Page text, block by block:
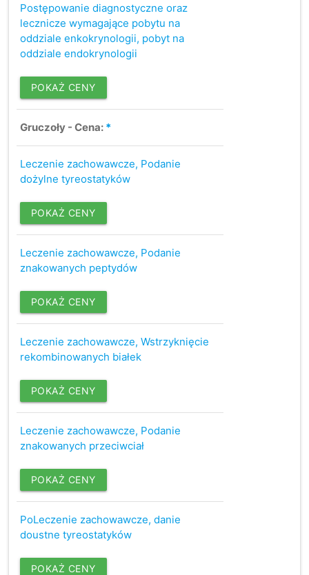
Postępowanie diagnostyczne oraz
lecznicze wymagające pobytu na
oddziale enkokrynologii, pobyt na
oddziale endokrynologii
POKAŻ CENY
Gruczoły - Cena: *
Leczenie zachowawcze, Podanie
dożylne tyreostatyków
POKAŻ CENY
Leczenie zachowawcze, Podanie
znakowanych peptydów
POKAŻ CENY
Leczenie zachowawcze, Wstrzyknięcie
rekombinowanych białek
POKAŻ CENY
Leczenie zachowawcze, Podanie
znakowanych przeciwciał
POKAŻ CENY
PoLeczenie zachowawcze, danie
doustne tyreostatyków
POKAŻ CENY